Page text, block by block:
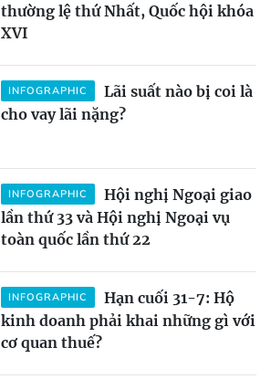
thường lệ thứ Nhất, Quốc hội khóa
XVI
INFOGRAPHIC
Lãi suất nào bị coi là
cho vay lãi nặng?
INFOGRAPHIC
Hội nghị Ngoại giao
lần thứ 33 và Hội nghị Ngoại vụ
toàn quốc lần thứ 22
INFOGRAPHIC
Hạn cuối 31-7: Hộ
kinh doanh phải khai những gì với
cơ quan thuế?